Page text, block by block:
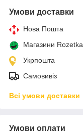
Умови доставки
Нова Пошта
Магазини Rozetka
Укрпошта
Самовивіз
Всі умови доставки
Умови оплати